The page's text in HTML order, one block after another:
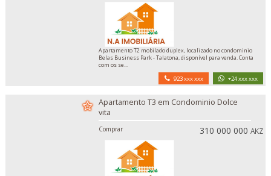
Apartamento T2 mobilado duplex, localizado no condominio
Belas Business Park - Talatona, disponível para venda. Conta
com os se...
923 xxx xxx +24 xxx xxx
Apartamento T3 em Condominio Dolce
vita
Comprar 310 000 000AKZ